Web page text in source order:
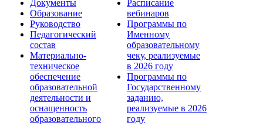
Документы
Образование
Руководство
Педагогический
состав
Материально-
техническое
обеспечение
образовательной
деятельности и
оснащенность
образовательного
Расписание
вебинаров
Программы по
Именному
образовательному
чеку, реализуемые
в 2026 году
Программы по
Государственному
заданию,
реализуемые в 2026
году